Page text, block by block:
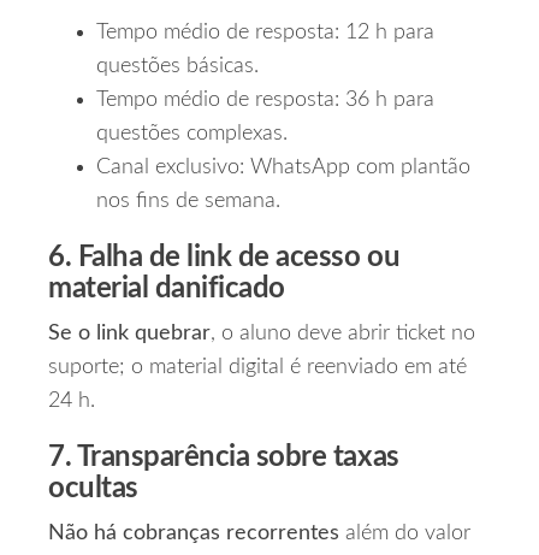
Tempo médio de resposta: 12 h para
questões básicas.
Tempo médio de resposta: 36 h para
questões complexas.
Canal exclusivo: WhatsApp com plantão
nos fins de semana.
6. Falha de link de acesso ou
material danificado
Se o link quebrar, o aluno deve abrir ticket no
suporte; o material digital é reenviado em até
24 h.
7. Transparência sobre taxas
ocultas
Não há cobranças recorrentes além do valor